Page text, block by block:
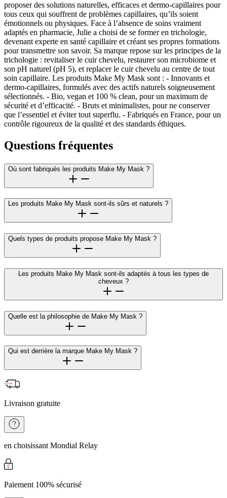
proposer des solutions naturelles, efficaces et dermo-capillaires pour
tous ceux qui souffrent de problèmes capillaires, qu’ils soient
émotionnels ou physiques. Face à l’absence de soins vraiment
adaptés en pharmacie, Julie a choisi de se former en trichologie,
devenant experte en santé capillaire et créant ses propres formations
pour transmettre son savoir. Sa marque repose sur les principes de la
trichologie : revitaliser le cuir chevelu, restaurer son microbiome et
son pH naturel (pH 5), et replacer le cuir chevelu au centre de tout
soin capillaire. Les produits Make My Mask sont : - Innovants et
dermo-capillaires, formulés avec des actifs naturels soigneusement
sélectionnés. - Bio, vegan et 100 % clean, pour un maximum de
sécurité et d’efficacité. - Bruts et minimalistes, pour ne conserver
que l’essentiel et éviter tout superflu. - Fabriqués en France, pour un
contrôle rigoureux de la qualité et des standards éthiques.
Questions fréquentes
Où sont fabriqués les produits Make My Mask ?
Les produits Make My Mask sont-ils sûrs et naturels ?
Quels types de produits propose Make My Mask ?
Les produits Make My Mask sont-ils adaptés à tous les types de
cheveux ?
Quelle est la philosophie de Make My Mask ?
Qui est derrière la marque Make My Mask ?
Livraison gratuite
en choisissant Mondial Relay
Paiement 100% sécurisé